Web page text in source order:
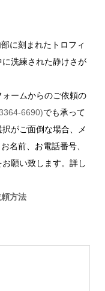
に刻まれたトロフィ
洗練された静けさが
ームからのご依頼の
6690)でも承って
がご面倒な場合、メ
名前、お電話番号、
願い致します。詳し
方法